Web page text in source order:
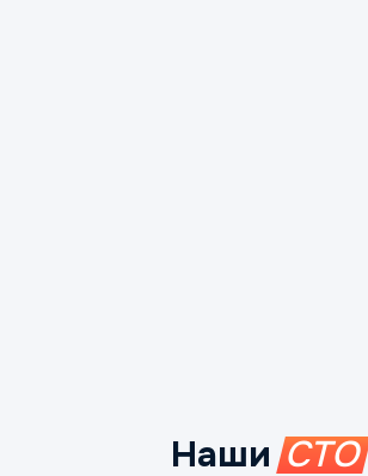
Наши СТО